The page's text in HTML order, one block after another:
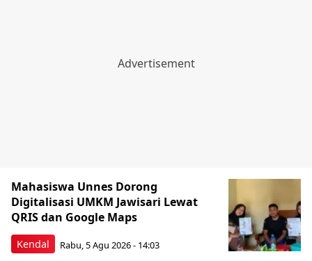
Kendal
Mahasiswa Unnes Dorong
Digitalisasi UMKM Jawisari Lewat
QRIS dan Google Maps
Rabu, 5 Agu 2026 - 14:03